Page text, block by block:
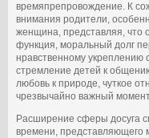
времяпрепровождение. К
внимания родители,
женщина, представляя, что
функция, моральный долг
нравственному
стремление детей к
любовь к природе, чуткое
чрезвычайно важный
Расширение сферы досуга
времени, представляющего